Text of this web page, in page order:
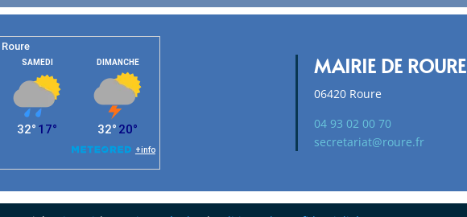
MAIRIE DE ROURE
06420 Roure
04 93 02 00 70
secretariat@roure.fr